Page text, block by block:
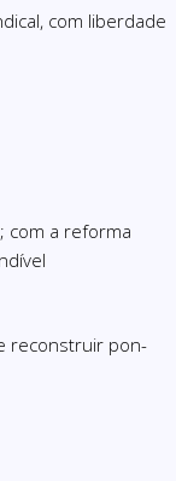
com liberdade
com a reforma
recons­truir pon­